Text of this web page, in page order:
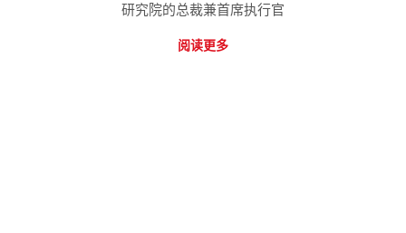
研究院的总裁兼首席执行官
阅读更多